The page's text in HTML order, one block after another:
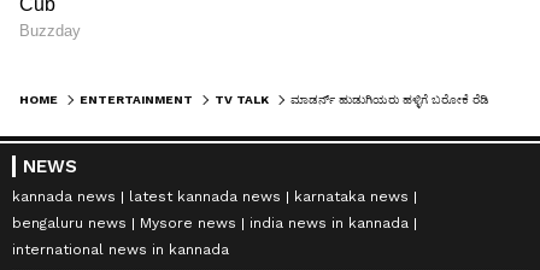
HOME ENTERTAINMENT TV TALK
NEWS
kannada news latest kannada news
karnataka news
bengaluru news
Mysore news
india news in kannada
international news in kannada